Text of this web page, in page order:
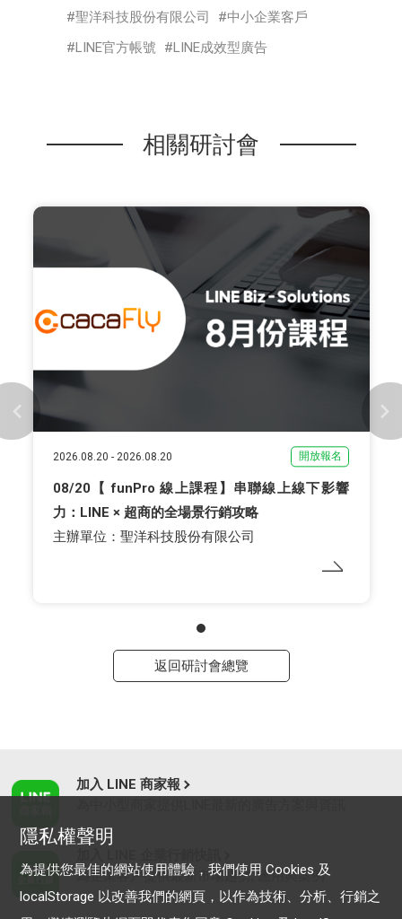
聖洋科技股份有限公司
中小企業客戶
LINE官方帳號
LINE成效型廣告
相關研討會
2026.08.20 - 2026.08.20 開放報名
08/20【 funPro 線上課程】串聯線上線下影響
力：LINE × 超商的全場景行銷攻略
主辦單位：聖洋科技股份有限公司
返回研討會總覽
加入 LINE 商家報
為企業客戶提供最新市場趨勢, 應用與案例
隱私權聲明
為提供您最佳的網站使用體驗，我們使用 Cookies 及
localStorage 以改善我們的網頁，以作為技術、分析、行銷之